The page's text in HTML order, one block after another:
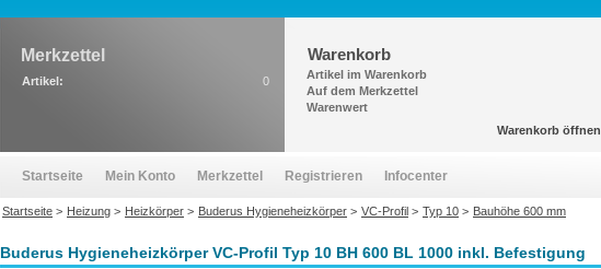
Buderus Hygieneheizkörper VC-Profil Typ 10 BH 600 BL 1000 inkl. Befestigung
Merkzettel
Artikel: 0
Warenkorb
Artikel im Warenkorb
Auf dem Merkzettel
Warenwert
Warenkorb öffnen
Startseite Mein Konto Merkzettel Registrieren Infocenter
Startseite > Heizung > Heizkörper > Buderus Hygieneheizkörper > VC-Profil > Typ 10 > Bauhöhe 600 mm